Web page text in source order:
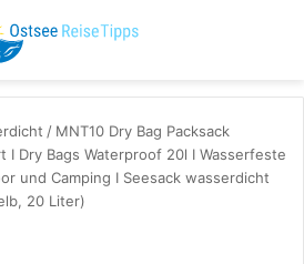
/ MNT10 Dry Bag Packsack
I Dry Bags Waterproof 20l I Wasserfeste
und Camping I Seesack wasserdicht
20 Liter)